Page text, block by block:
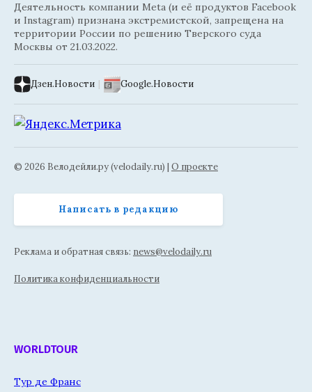
Деятельность компании Meta (и её продуктов Facebook
и Instagram) признана экстремистской, запрещена на
территории России по решению Тверского суда
Москвы от 21.03.2022.
Дзен.Новости | Google.Новости
© 2026 Велодейли.ру (velodaily.ru) | О проекте
Написать в редакцию
Реклама и обратная связь: news@velodaily.ru
Политика конфиденциальности
WORLDTOUR
Тур де Франс